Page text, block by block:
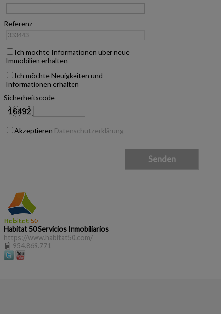
Referenz
Ich möchte Informationen über neue
Immobilien erhalten
Ich möchte Neuigkeiten und
Informationen erhalten
Sicherheitscode
Akzeptieren Datenschutzerklärung
Habitat 50 Servicios Inmobiliarios
https://www.habitat50.com/
954.869.771